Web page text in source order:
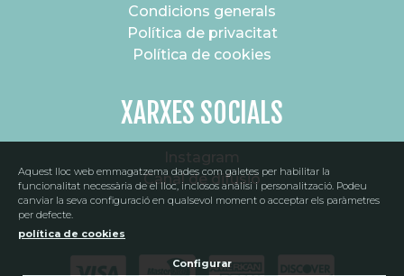
Condicions generals
Política de privacitat
Política de cookies
XARXES SOCIALS
Canal de difusió
Aquest lloc web emmagatzema dades com galetes per habilitar la
funcionalitat necessària de el lloc, inclosos anàlisi i personalització. Podeu
canviar la seva configuració en qualsevol moment o acceptar els paràmetres
per defecte.
política de cookies
Configurar
SUBSCRIU-TE AL NOSTRE BUTLLETÍ
He llegit, comprenc i accepto lapolítica de privacitat